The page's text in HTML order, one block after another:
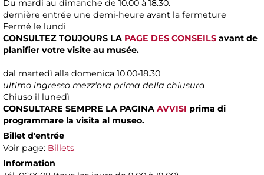
Du mardi au dimanche de 10.00 à 18.30.
dernière entrée une demi-heure avant la fermeture
Fermé le lundi
CONSULTEZ TOUJOURS LA PAGE DES CONSEILS avant de
planifier votre visite au musée.
dal martedì alla domenica 10.00-18.30
ultimo ingresso mezz'ora prima della chiusura
Chiuso il lunedì
CONSULTARE SEMPRE LA PAGINA AVVISI prima di
programmare la visita al museo.
Billet d'entrée
Voir page: Billets
Information